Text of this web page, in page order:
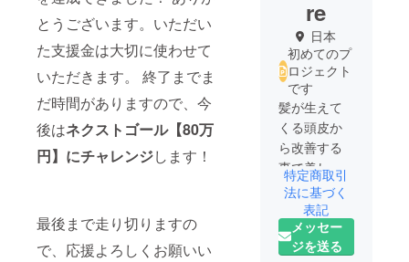
とうございます。いただい
た支援金は大切に使わせて
いただきます。 終了までま
だ時間がありますので、今
後はネクストゴール【80万
円】にチャレンジします！
最後まで走り切りますの
で、応援よろしくお願いい
re
日本
初めてのプ
ロジェクト
です
髪が生えて
くる頭皮か
ら改善する
事で美しい
髪が生えて
くる根本治
療を得意と
した『美髪
特定商取引
法に基づく
表記
メッセー
ジを送る